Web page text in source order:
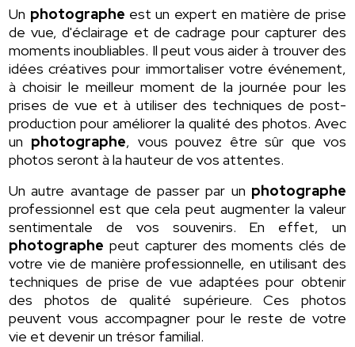
Un photographe est un expert en matière de prise
de vue, d'éclairage et de cadrage pour capturer des
moments inoubliables. Il peut vous aider à trouver des
idées créatives pour immortaliser votre événement,
à choisir le meilleur moment de la journée pour les
prises de vue et à utiliser des techniques de post-
production pour améliorer la qualité des photos. Avec
un photographe, vous pouvez être sûr que vos
photos seront à la hauteur de vos attentes.
Un autre avantage de passer par un photographe
professionnel est que cela peut augmenter la valeur
sentimentale de vos souvenirs. En effet, un
photographe peut capturer des moments clés de
votre vie de manière professionnelle, en utilisant des
techniques de prise de vue adaptées pour obtenir
des photos de qualité supérieure. Ces photos
peuvent vous accompagner pour le reste de votre
vie et devenir un trésor familial.